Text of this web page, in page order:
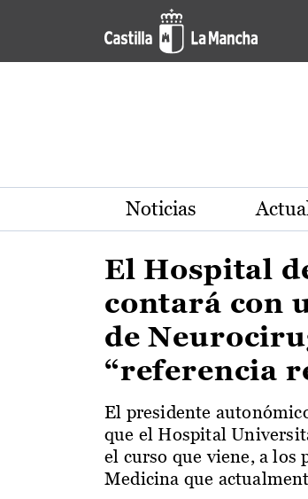
Pasar al contenido principal
Actualidad de la
Noticias
El Hospital
contará con
de
“referencia
El presidente
que el Hospital
el curso que viene, a los
Medicina que